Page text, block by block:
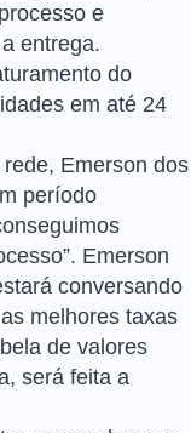
e
entrega.
do
em até 24
Emerson dos
período
Emerson
conversando
melhores taxas
de valores
será feita a